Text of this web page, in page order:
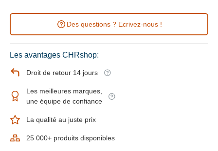
Des questions ? Ecrivez-nous !
Les avantages CHRshop:
Droit de retour 14 jours
Les meilleures marques,
une équipe de confiance
La qualité au juste prix
25 000+ produits disponibles